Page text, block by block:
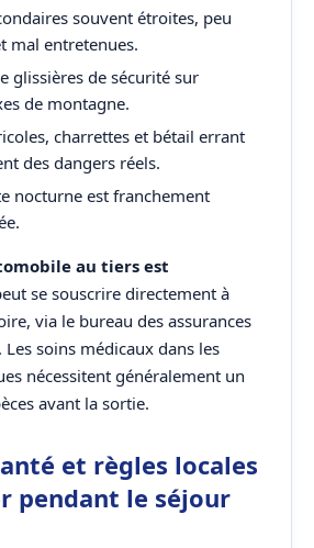
souvent étroites, peu
mal entretenues.
glissières de sécurité sur
de montagne.
charrettes et bétail errant
des dangers réels.
nocturne est franchement
au tiers est
se souscrire directement à
via le bureau des assurances
Les soins médicaux dans les
nécessitent généralement un
avant la sortie.
et règles locales
pendant le séjour